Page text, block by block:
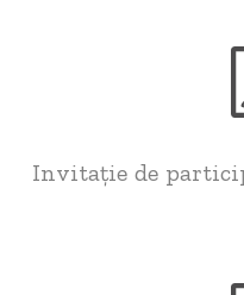
Invitație de